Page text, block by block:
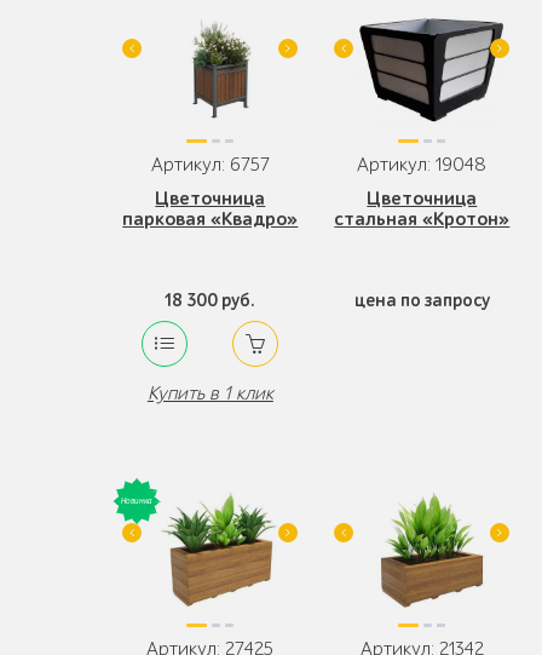
Артикул: 6757
Цветочница
парковая «Квадро»
18 300 руб.
Купить в 1 клик
Артикул: 19048
Цветочница
стальная «Кротон»
цена по запросу
Артикул: 27425
Артикул: 21342